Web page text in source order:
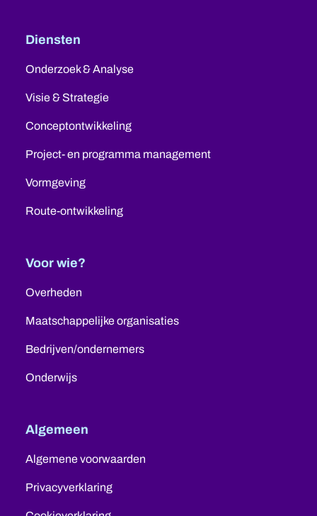
Diensten
Onderzoek & Analyse
Visie & Strategie
Conceptontwikkeling
Project- en programma management
Vormgeving
Route-ontwikkeling
Voor wie?
Overheden
Maatschappelijke organisaties
Bedrijven/ondernemers
Onderwijs
Algemeen
Algemene voorwaarden
Privacyverklaring